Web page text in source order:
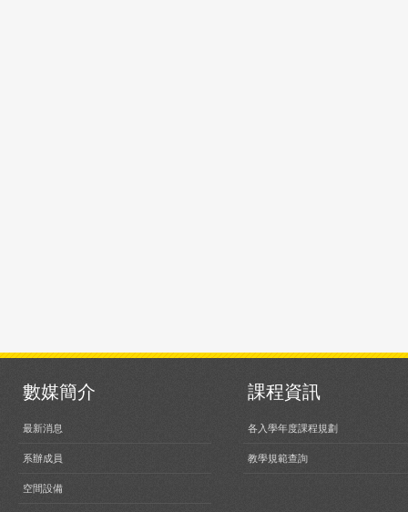
數媒簡介
最新消息
系辦成員
空間設備
課程資訊
各入學年度課程規劃
教學規範查詢